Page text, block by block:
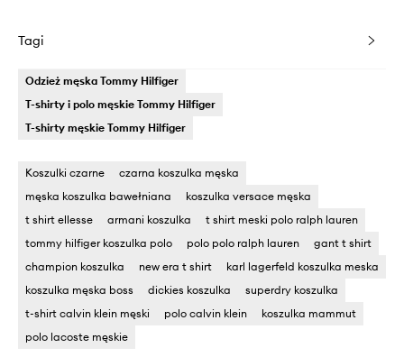
Tagi
Odzież męska Tommy Hilfiger
T-shirty i polo męskie Tommy Hilfiger
T-shirty męskie Tommy Hilfiger
Koszulki czarne
czarna koszulka męska
męska koszulka bawełniana
koszulka versace męska
t shirt ellesse
armani koszulka
t shirt meski polo ralph lauren
tommy hilfiger koszulka polo
polo polo ralph lauren
gant t shirt
champion koszulka
new era t shirt
karl lagerfeld koszulka meska
koszulka męska boss
dickies koszulka
superdry koszulka
t-shirt calvin klein męski
polo calvin klein
koszulka mammut
polo lacoste męskie